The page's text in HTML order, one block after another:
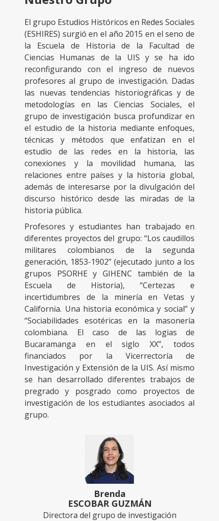
El grupo Estudios Históricos en Redes Sociales
(ESHIRES) surgió en el año 2015 en el seno de
la Escuela de Historia de la Facultad de
Ciencias Humanas de la UIS y se ha ido
reconfigurando con el ingreso de nuevos
profesores al grupo de investigación. Dadas
las nuevas tendencias historiográficas y de
metodologías en las Ciencias Sociales, el
grupo de investigación busca profundizar en
el estudio de la historia mediante enfoques,
técnicas y métodos que enfatizan en el
estudio de las redes en la historia, las
conexiones y la movilidad humana, las
relaciones entre países y la historia global,
además de interesarse por la divulgación del
discurso histórico desde las miradas de la
historia pública.
Profesores y estudiantes han trabajado en
diferentes proyectos del grupo: “Los caudillos
militares colombianos de la segunda
generación, 1853-1902” (ejecutado junto a los
grupos PSORHE y GIHENC también de la
Escuela de Historia), “Certezas e
incertidumbres de la minería en Vetas y
California. Una historia económica y social” y
“Sociabilidades esotéricas en la masonería
colombiana. El caso de las logias de
Bucaramanga en el siglo XX”, todos
financiados por la Vicerrectoría de
Investigación y Extensión de la UIS. Así mismo
se han desarrollado diferentes trabajos de
pregrado y posgrado como proyectos de
investigación de los estudiantes asociados al
grupo.
Brenda
ESCOBAR GUZMÁN
Directora del grupo de investigación